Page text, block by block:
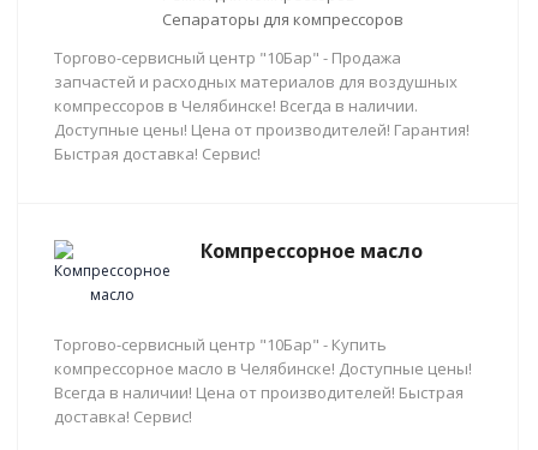
Сепараторы для компрессоров
Торгово-сервисный центр "10Бар" - Продажа
запчастей и расходных материалов для воздушных
компрессоров в Челябинске! Всегда в наличии.
Доступные цены! Цена от производителей! Гарантия!
Быстрая доставка! Сервис!
Компрессорное масло
Торгово-сервисный центр "10Бар" - Купить
компрессорное масло в Челябинске! Доступные цены!
Всегда в наличии! Цена от производителей! Быстрая
доставка! Сервис!